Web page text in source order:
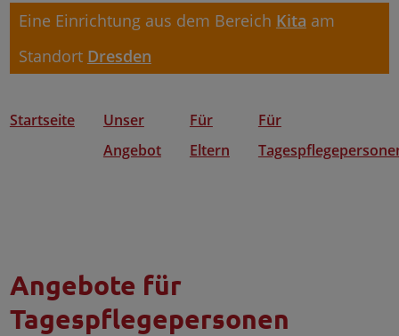
Eine Einrichtung aus dem Bereich Kita am
Standort Dresden
Startseite
Unser
Angebot
Für
Eltern
Für
Angebote für
Tagespflegepersonen